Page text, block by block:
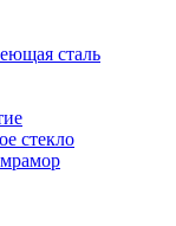
сталь
стекло